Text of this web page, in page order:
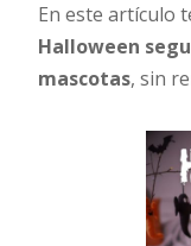
En este artículo
Halloween
mascotas, sin